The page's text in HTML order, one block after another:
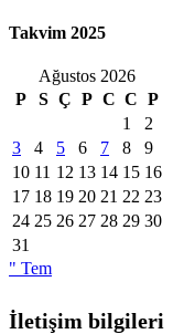
Takvim 2025
Ağustos 2026
P
S Ç P C C P
1
2
3
4 5 6 7 8
9
10 11 12 13 14 15 16
17 18 19 20 21 22 23
24 25 26 27 28 29 30
31
" Tem
İletişim bilgileri